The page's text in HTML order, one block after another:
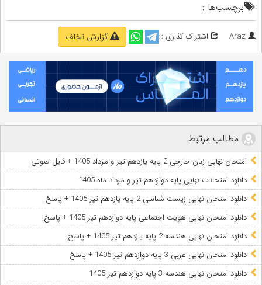
برچسب‌ها :
Araz اشتراک گذاری : گزارش تخلف
مطالب مرتبط
امتحان نهایی زبان خارجی 2 پایه یازدهم تیر و مرداد 1405 + فایل صوتی
دانلود امتحانات نهایی پایه دوازدهم تیر و مرداد ماه 1405
دانلود امتحان نهایی زیست شناسی 2 پایه یازدهم تیر 1405 + پاسخ
دانلود امتحان نهایی هویت اجتماعی پایه دوازدهم تیر 1405 + پاسخ
دانلود امتحان نهایی هندسه 2 پایه یازدهم تیر 1405 + پاسخ
دانلود امتحان نهایی عربی 3 پایه دوازدهم تیر 1405 + پاسخ
دانلود امتحان نهایی هندسه 3 پایه دوازدهم تیر 1405